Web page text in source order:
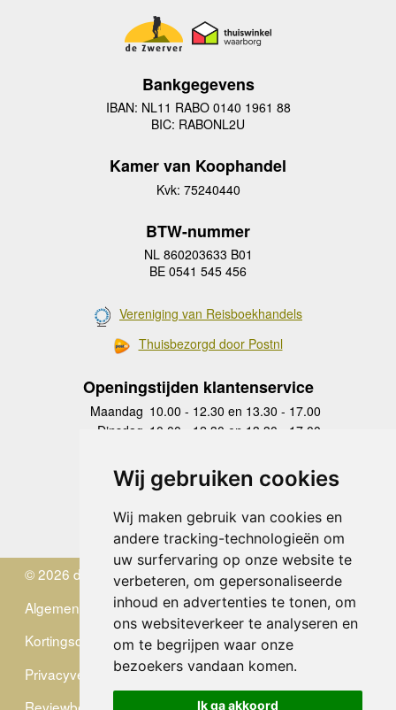
Wij gebruiken cookies
Wij maken gebruik van cookies en
andere tracking-technologieën om
uw surfervaring op onze website te
verbeteren, om gepersonaliseerde
inhoud en advertenties te tonen, om
ons websiteverkeer te analyseren en
om te begrijpen waar onze
bezoekers vandaan komen.
Ik ga akkoord
Bankgegevens
IBAN: NL11 RABO 0140 1961 88
BIC: RABONL2U
Kamer van Koophandel
Kvk: 75240440
BTW-nummer
NL 860203633 B01
BE 0541 545 456
Vereniging van Reisboekhandels
Thuisbezorgd door Postnl
Openingstijden klantenservice
Maandag 10.00 - 12.30 en 13.30 - 17.00
Dinsdag 10.00 - 12.30 en 13.30 - 17.00
Donderdag
10.00 - 12.30 en 13.30 - 17.00
Vrijdag 10.00 - 12.30 en 13.30 - 17.00
Zaterdag
gesloten
Zondag gesloten
© 2026 de Zwerver
Algemene Voorwaarden
Kortingscode
Privacyverklaring